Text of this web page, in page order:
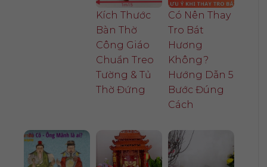
Kích Thước
Bàn Thờ
Công Giáo
Chuẩn Treo
Tường & Tủ
Thờ Đứng
Có Nên Thay
Tro Bát
Hương
Không?
Hướng Dẫn 5
Bước Đúng
Cách